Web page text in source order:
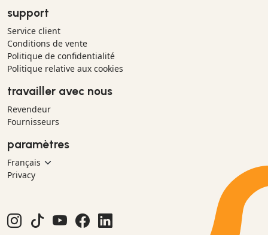
support
Service client
Conditions de vente
Politique de confidentialité
Politique relative aux cookies
travailler avec nous
Revendeur
Fournisseurs
paramètres
Privacy